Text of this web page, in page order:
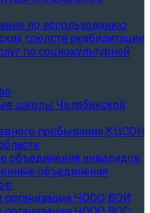
по использованию
средств реабилитации
по социокультурной
школы Челябинской
пребывания КЦСОН
объединения инвалидов
объединения
организации ЧООО ВОИ